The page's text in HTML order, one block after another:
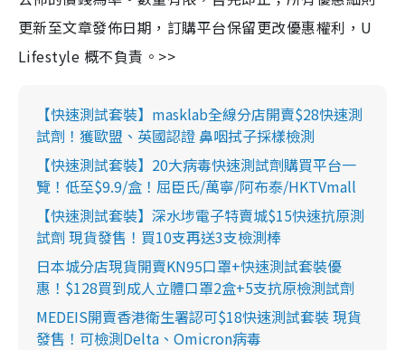
更新至文章發佈日期，訂購平台保留更改優惠權利，U
Lifestyle 概不負責。>>
【快速測試套裝】masklab全線分店開賣$28快速測
試劑！獲歐盟、英國認證 鼻咽拭子採樣檢測
【快速測試套裝】20大病毒快速測試劑購買平台一
覽！低至$9.9/盒！屈臣氏/萬寧/阿布泰/HKTVmall
【快速測試套裝】深水埗電子特賣城$15快速抗原測
試劑 現貨發售！買10支再送3支檢測棒
日本城分店現貨開賣KN95口罩+快速測試套裝優
惠！$128買到成人立體口罩2盒+5支抗原檢測試劑
MEDEIS開賣香港衛生署認可$18快速測試套裝 現貨
發售！可檢測Delta、Omicron病毒